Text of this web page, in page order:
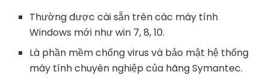
Thường được cài sẵn trên các máy tính
Windows mới như win 7, 8, 10.
Là phần mềm chống virus và bảo mật hệ thống
máy tính chuyên nghiệp của hãng Symantec.